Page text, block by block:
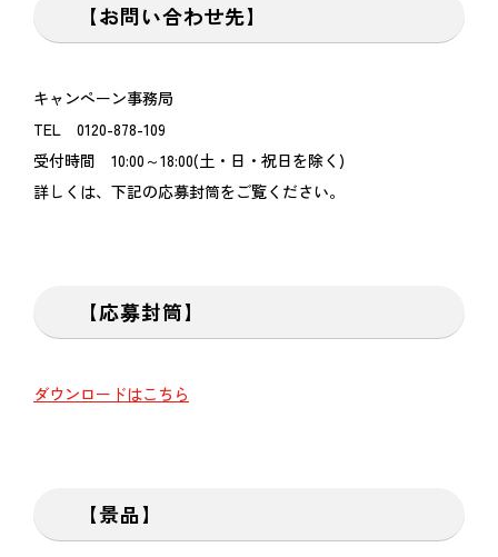
【お問い合わせ先】
キャンペーン事務局
TEL 0120-878-109
受付時間 10:00～18:00(土・日・祝日を除く)
詳しくは、下記の応募封筒をご覧ください。
【応募封筒】
ダウンロードはこちら
【景品】